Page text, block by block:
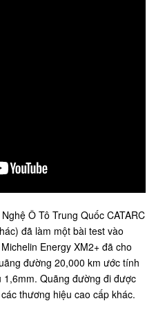
Ô Tô Trung Quốc CATARC
đã làm một bài test vào
Energy XM2+ đã cho
đường 20,000 km ước tính
Quãng đường đi được
thương hiệu cao cấp khác.